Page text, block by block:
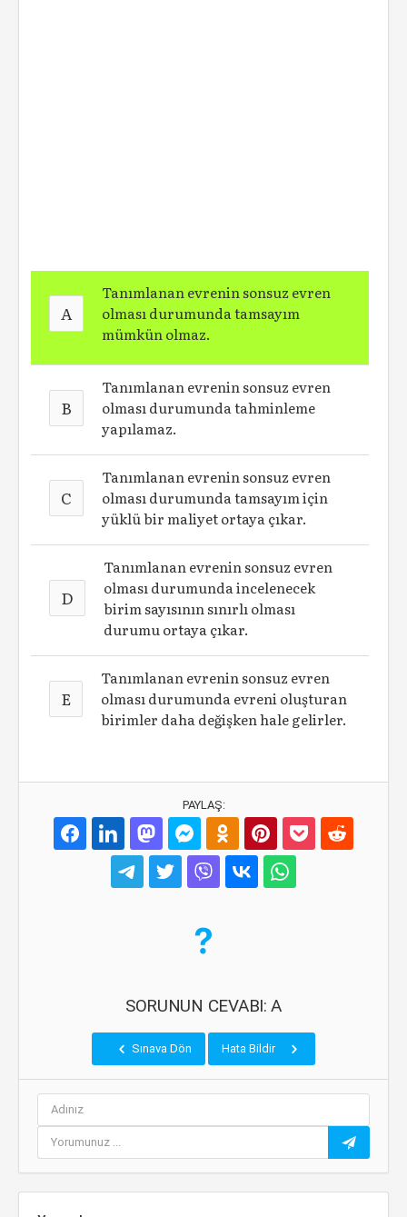
A
Tanımlanan evrenin sonsuz evren
olması durumunda tamsayım
mümkün olmaz.
B
Tanımlanan evrenin sonsuz evren
olması durumunda tahminleme
yapılamaz.
C
Tanımlanan evrenin sonsuz evren
olması durumunda tamsayım için
yüklü bir maliyet ortaya çıkar.
D
Tanımlanan evrenin sonsuz evren
olması durumunda incelenecek
birim sayısının sınırlı olması
durumu ortaya çıkar.
E
Tanımlanan evrenin sonsuz evren
olması durumunda evreni oluşturan
birimler daha değişken hale gelirler.
PAYLAŞ:
SORUNUN CEVABI: A
Sınava Dön Hata Bildir